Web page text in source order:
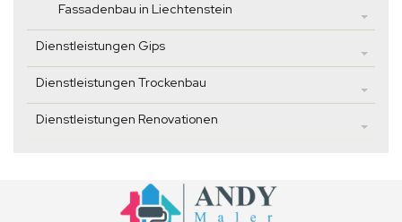
Fassadenbau in Liechtenstein
Dienstleistungen Gips
Dienstleistungen Trockenbau
Dienstleistungen Renovationen